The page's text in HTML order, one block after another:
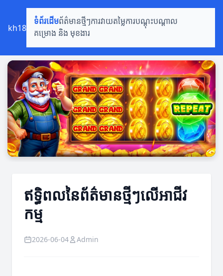
kh18
ទំព័រដើមព័ត៌មានថ្មីៗការវាយតម្លៃការបណ្តុះបណ្តាល
គម្រោង និង មុខងារ
ឥទ្ធិពលនៃព័ត៌មានថ្មីៗលើអាជីវ
កម្ម
2026-06-04 Admin